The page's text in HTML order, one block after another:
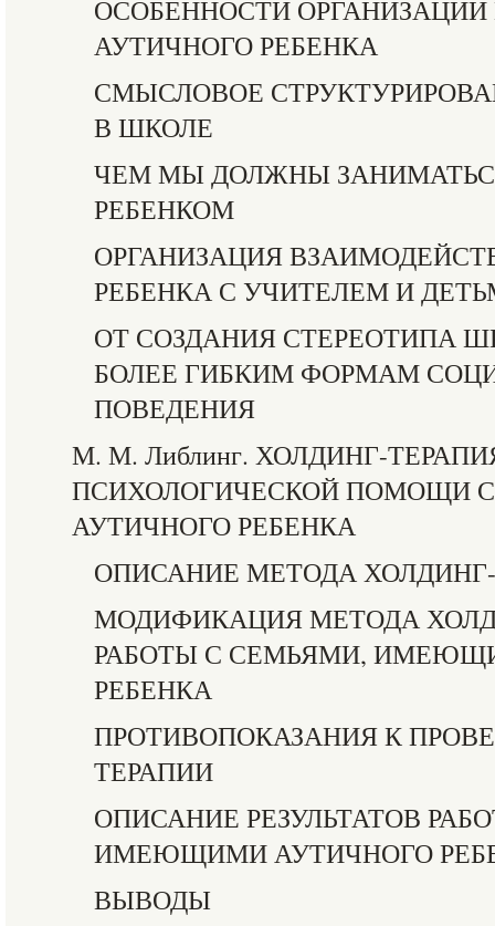
ОСОБЕННОСТИ
АУТИЧНОГО РЕБЕНКА
СМЫСЛОВОЕ
В ШКОЛЕ
ЧЕМ МЫ ДОЛЖНЫ
РЕБЕНКОМ
ОРГАНИЗАЦИЯ
РЕБЕНКА С УЧИТЕЛЕМ И
ОТ СОЗДАНИЯ СТЕРЕОТИПА
БОЛЕЕ ГИБКИМ ФОРМАМ
ПОВЕДЕНИЯ
М. М. Либлинг. ХОЛДИНГ-
ПСИХОЛОГИЧЕСКОЙ ПОМОЩИ
АУТИЧНОГО РЕБЕНКА
ОПИСАНИЕ МЕТОДА
МОДИФИКАЦИЯ МЕТОДА
РАБОТЫ С СЕМЬЯМИ,
РЕБЕНКА
ПРОТИВОПОКАЗАНИЯ К
ТЕРАПИИ
ОПИСАНИЕ РЕЗУЛЬТАТОВ
ИМЕЮЩИМИ АУТИЧНОГО
ВЫВОДЫ